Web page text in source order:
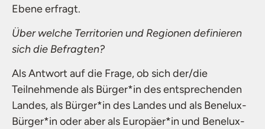
Ebene erfragt.
Über welche Territorien und Regionen definieren
sich die Befragten?
Als Antwort auf die Frage, ob sich der/die
Teilnehmende als Bürger*in des entsprechenden
Landes, als Bürger*in des Landes und als Benelux-
Bürger*in oder aber als Europäer*in und Benelux-